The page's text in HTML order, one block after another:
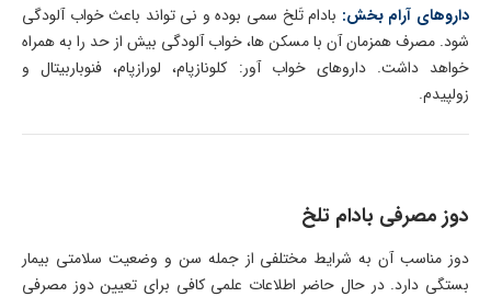
داروهای آرام بخش: بادام تَلخ سمی بوده و نی تواند باعث خواب آلودگی
شود. مصرف همزمان آن با مسکن ها، خواب آلودگی بیش از حد را به همراه
خواهد داشت. داروهای خواب آور: کلونازپام، لورازپام، فنوباربیتال و
زولپیدم.
دوز مصرفی بادام تلخ
دوز مناسب آن به شرایط مختلفی از جمله سن و وضعیت سلامتی بیمار
بستگی دارد. در حال حاضر اطلاعات علمی کافی برای تعیین دوز مصرفی